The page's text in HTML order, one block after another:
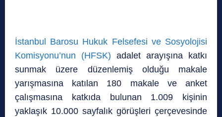
İstanbul Barosu Hukuk Felsefesi ve Sosyolojisi
Komisyonu’nun (HFSK) adalet arayışına katkı
sunmak üzere düzenlemiş olduğu makale
yarışmasına katılan 180 makale ve anket
çalışmasına katkıda bulunan 1.009 kişinin
yaklaşık 10.000 sayfalık görüşleri çerçevesinde